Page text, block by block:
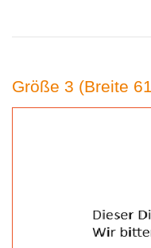
Größe 3 (Breite